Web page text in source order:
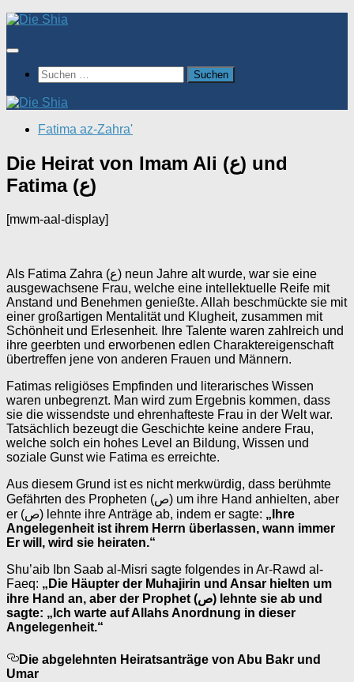
Zum
springen
Suchen
nach:
Fatima az-Zahra'
Die Heirat von Imam Ali (ع) und
Fatima (ع)
[mwm-aal-display]
Als Fatima Zahra (ع) neun Jahre alt wurde, war sie eine
ausgewachsene Frau, welche eine intellektuelle Reife mit
Anstand und Benehmen genießte. Allah beschmückte sie mit
einer großartigen Mentalität und Klugheit, zusammen mit
Schönheit und Erlesenheit. Ihre Talente waren zahlreich und
ihre geerbten und erworbenen edlen Charaktereigenschaft
übertreffen jene von anderen Frauen und Männern.
Fatimas religiöses Empfinden und literarisches Wissen
waren unbegrenzt. Man wird zum Ergebnis kommen, dass
sie die wissendste und ehrenhafteste Frau in der Welt war.
Tatsächlich bezeugt die Geschichte keine andere Frau,
welche solch ein hohes Level an Bildung, Wissen und
soziale Gunst wie Fatima es erreichte.
Aus diesem Grund ist es nicht merkwürdig, dass berühmte
Gefährten des Propheten (ص) um ihre Hand anhielten, aber
er (ص) lehnte ihre Anträge ab, indem er sagte: „Ihre
Angelegenheit ist ihrem Herrn überlassen, wann immer
Er will, wird sie heiraten.“
Shu’aib Ibn Saab al-Misri sagte folgendes in Ar-Rawd al-
Faeq: „Die Häupter der Muhajirin und Ansar hielten um
ihre Hand an, aber der Prophet (ص) lehnte sie ab und
sagte: „Ich warte auf Allahs Anordnung in dieser
Angelegenheit.“
Die abgelehnten Heiratsanträge von Abu Bakr und
Umar